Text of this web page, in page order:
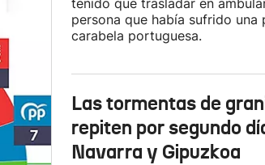
tenido que trasladar en
persona que había sufrido una
carabela portuguesa.
Las tormentas de
repiten por segundo
Navarra y Gipuzkoa